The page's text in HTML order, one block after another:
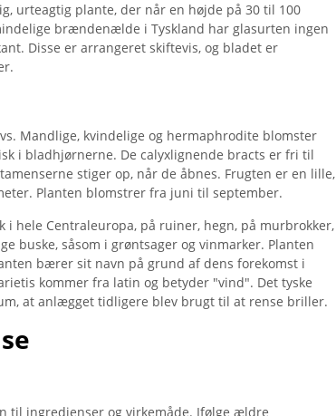
urteagtig plante, der når en højde på 30 til 100
brændenælde i Tyskland har glasurten ingen
Disse er arrangeret skiftevis, og bladet er
Mandlige, kvindelige og hermaphrodite blomster
i bladhjørnerne. De calyxlignende bracts er fri til
stiger op, når de åbnes. Frugten er en lille,
Planten blomstrer fra juni til september.
i hele Centraleuropa, på ruiner, hegn, på murbrokker,
buske, såsom i grøntsager og vinmarker. Planten
bærer sit navn på grund af dens forekomst i
kommer fra latin og betyder "vind". Det tyske
at anlægget tidligere blev brugt til at rense briller.
til ingredienser og virkemåde. Ifølge ældre